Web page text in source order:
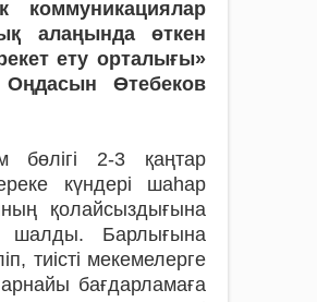
коммуникациялар
алаңында өткен
ету орталығы»
Өтебеков
бөлігі 2-3 қаңтар
күндері шаһар
қолайсыздығына
шалды. Барлығына
тиісті мекемелерге
бағдарламаға